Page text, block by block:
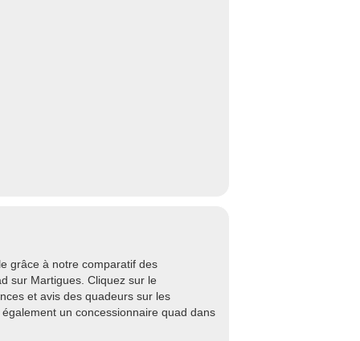
grâce à notre comparatif des
sur Martigues. Cliquez sur le
et avis des quadeurs sur les
un concessionnaire quad dans